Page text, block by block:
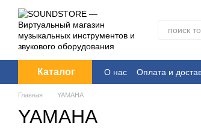
Перейти к основному контенту
Каталог О нас Оплата и
Главная YAMAHA
YAMAHA